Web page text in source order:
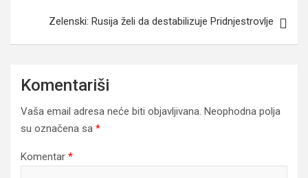
Zelenski: Rusija želi da destabilizuje Pridnjestrovlje
Komentariši
Vaša email adresa neće biti objavljivana. Neophodna polja
su označena sa *
Komentar *